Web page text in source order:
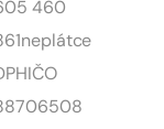
460
neplátce
IČO